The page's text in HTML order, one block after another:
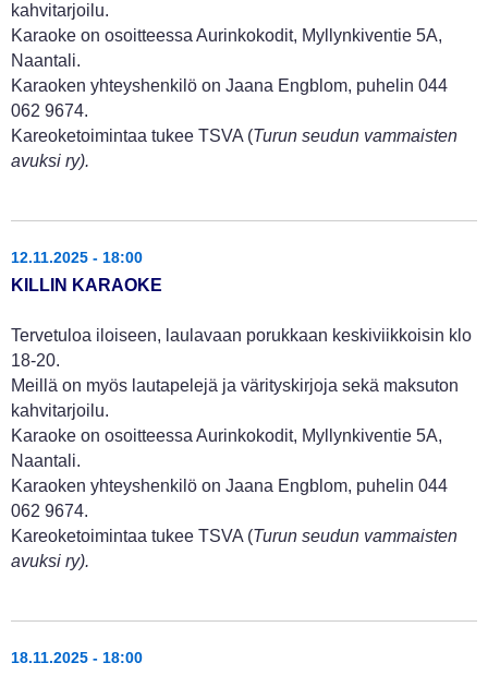
kahvitarjoilu.
Karaoke on osoitteessa Aurinkokodit, Myllynkiventie 5A,
Naantali.
Karaoken yhteyshenkilö on Jaana Engblom, puhelin 044
062 9674.
Kareoketoimintaa tukee TSVA (Turun seudun vammaisten
avuksi ry).
12.11.2025 - 18:00
KILLIN KARAOKE
Tervetuloa iloiseen, laulavaan porukkaan keskiviikkoisin klo
18-20.
Meillä on myös lautapelejä ja värityskirjoja sekä maksuton
kahvitarjoilu.
Karaoke on osoitteessa Aurinkokodit, Myllynkiventie 5A,
Naantali.
Karaoken yhteyshenkilö on Jaana Engblom, puhelin 044
062 9674.
Kareoketoimintaa tukee TSVA (Turun seudun vammaisten
avuksi ry).
18.11.2025 - 18:00